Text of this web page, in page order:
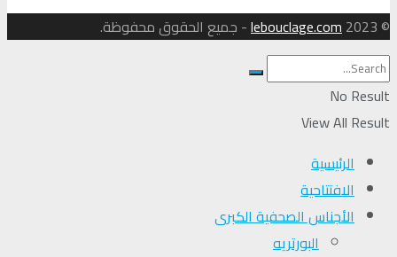
© 2023
lebouclage.com- جميع الحقوق محفوظة.
No Result
View All Result
الرئيسية
الافتتاحية
الأجناس الصحفية الكبرى
البورتريه